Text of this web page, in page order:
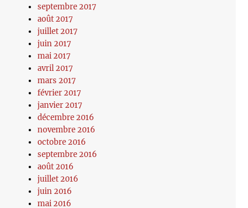
septembre 2017
août 2017
juillet 2017
juin 2017
mai 2017
avril 2017
mars 2017
février 2017
janvier 2017
décembre 2016
novembre 2016
octobre 2016
septembre 2016
août 2016
juillet 2016
juin 2016
mai 2016